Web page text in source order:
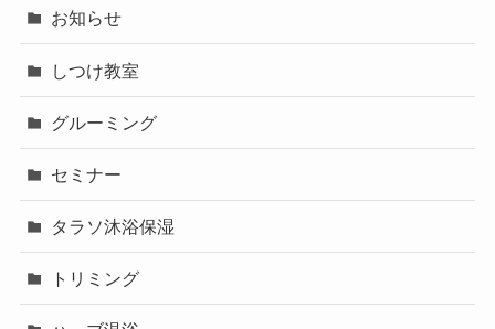
お知らせ
しつけ教室
グルーミング
セミナー
タラソ沐浴保湿
トリミング